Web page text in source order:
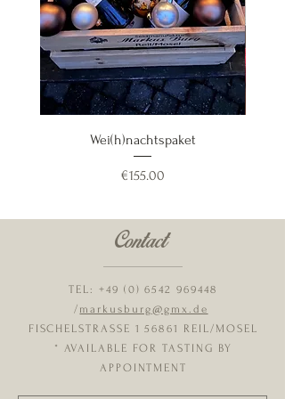
Wei(h)nachtspaket
Price
€155.00
Contact
TEL: +49 (0) 6542 969448
/ markusburg@gmx.de
FISCHELSTRASSE 1 56861 REIL/MOSEL
* AVAILABLE FOR TASTING BY
APPOINTMENT